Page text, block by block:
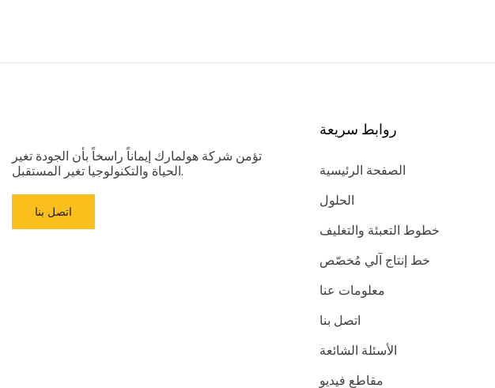
تؤمن شركة هولمارك إيماناً راسخاً بأن الجودة تغير
الحياة والتكنولوجيا تغير المستقبل.
اتصل بنا
روابط سريعة
الصفحة الرئيسية
الحلول
خطوط التعبئة والتغليف
خط إنتاج آلي مُخصّص
معلومات عنا
اتصل بنا
الأسئلة الشائعة
مقاطع فيديو